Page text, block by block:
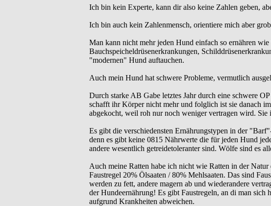
Ich bin kein Experte, kann dir also keine Zahlen geben,
Ich bin auch kein Zahlenmensch, orientiere mich aber
Man kann nicht mehr jeden Hund einfach so ernähren
Bauchspeicheldrüsenerkrankungen,
"modernen" Hund auftauchen.
Auch mein Hund hat schwere Probleme, vermutlich
Durch starke AB Gabe letztes Jahr durch eine schwere
schafft ihr Körper nicht mehr und folglich ist sie danach
abgekocht, weil roh nur noch weniger vertragen wird.
Es gibt die verschiedensten Ernährungstypen in der
denn es gibt keine 0815 Nährwerte die für jeden Hund
andere wesentlich getreidetoleranter sind. Wölfe sind es
Auch meine Ratten habe ich nicht wie Ratten in der
Faustregel 20% Ölsaaten / 80% Mehlsaaten. Das sind
werden zu fett, andere magern ab und wiederandere
der Hundeernährung! Es gibt Faustregeln, an di man sich
aufgrund Krankheiten abweichen.